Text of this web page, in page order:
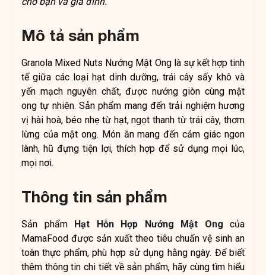
Mô tả sản phẩm
Granola Mixed Nuts Nướng Mật Ong là sự kết hợp tinh
tế giữa các loại hạt dinh dưỡng, trái cây sấy khô và
yến mạch nguyên chất, được nướng giòn cùng mật
ong tự nhiên. Sản phẩm mang đến trải nghiệm hương
vị hài hoà, béo nhẹ từ hạt, ngọt thanh từ trái cây, thơm
lừng của mật ong. Món ăn mang đến cảm giác ngon
lành, hũ đựng tiện lợi, thích hợp để sử dụng mọi lúc,
mọi nơi.
Thông tin sản phẩm
Sản phẩm Hạt Hỗn Hợp Nướng Mật Ong của
MamaFood được sản xuất theo tiêu chuẩn vệ sinh an
toàn thực phẩm, phù hợp sử dụng hằng ngày. Để biết
thêm thông tin chi tiết về sản phẩm, hãy cùng tìm hiểu